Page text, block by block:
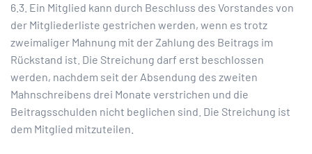
6.3. Ein Mitglied kann durch Beschluss des Vorstandes von
der Mitgliederliste gestrichen werden, wenn es trotz
zweimaliger Mahnung mit der Zahlung des Beitrags im
Rückstand ist. Die Streichung darf erst beschlossen
werden, nachdem seit der Absendung des zweiten
Mahnschreibens drei Monate verstrichen und die
Beitragsschulden nicht beglichen sind. Die Streichung ist
dem Mitglied mitzuteilen.